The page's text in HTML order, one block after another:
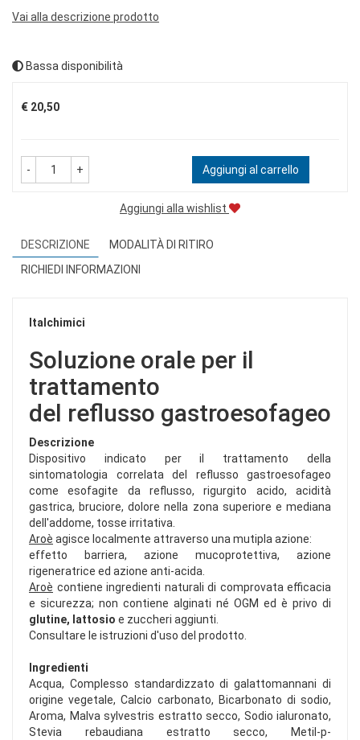
Vai alla descrizione prodotto
Bassa disponibilità
Prezzo
€ 20,50
- + Aggiungi al carrello
Aggiungi alla wishlist
DESCRIZIONE
MODALITÀ DI RITIRO
RICHIEDI INFORMAZIONI
Italchimici
Soluzione orale per il
trattamento
del reflusso gastroesofageo
Descrizione
Dispositivo indicato per il trattamento della
sintomatologia correlata del reflusso gastroesofageo
come esofagite da reflusso, rigurgito acido, acidità
gastrica, bruciore, dolore nella zona superiore e mediana
dell'addome, tosse irritativa.
Aroè agisce localmente attraverso una mutipla azione:
effetto barriera, azione mucoprotettiva, azione
rigeneratrice ed azione anti-acida.
Aroè contiene ingredienti naturali di comprovata efficacia
e sicurezza; non contiene alginati né OGM ed è privo di
glutine, lattosio e zuccheri aggiunti.
Consultare le istruzioni d'uso del prodotto.
Ingredienti
Acqua, Complesso standardizzato di galattomannani di
origine vegetale, Calcio carbonato, Bicarbonato di sodio,
Aroma, Malva sylvestris estratto secco, Sodio ialuronato,
Stevia rebaudiana estratto secco, Metil-p-